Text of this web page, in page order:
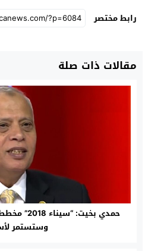
رابط مختصر
مقالات ذات صلة
حمدي بخيت:
وستستمر